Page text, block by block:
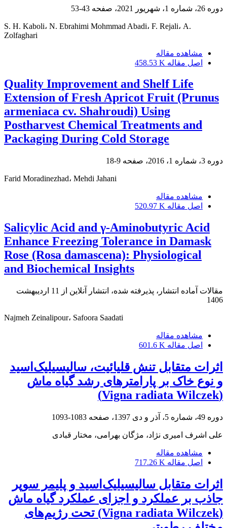
دوره 26، شماره 1، شهریور 2021، صفحه 43-53
S. H. Kaboli، N. Ebrahimi Mohmmad Abadi، F. Rejali، A.
Zolfaghari
مشاهده مقاله
اصل مقاله 458.53 K
Quality Improvement and Shelf Life
Extension of Fresh Apricot Fruit (Prunus
armeniaca cv. Shahroudi) Using
Postharvest Chemical Treatments and
Packaging During Cold Storage
دوره 3، شماره 1، 2016، صفحه 9-18
Farid Moradinezhad، Mehdi Jahani
مشاهده مقاله
اصل مقاله 520.97 K
Salicylic Acid and γ-Aminobutyric Acid
Enhance Freezing Tolerance in Damask
Rose (Rosa damascena): Physiological
and Biochemical Insights
مقالات آماده انتشار، پذیرفته شده، انتشار آنلاین از
11 اردیبهشت
1406
Najmeh Zeinalipour، Safoora Saadati
مشاهده مقاله
اصل مقاله 601.6 K
اثرات متقابل تنش قلیائیت، سالیسیلیک‌اسید
و نوع خاک بر پارامترهای رشد گیاه ماش
(Vigna radiata Wilczek)
دوره 49، شماره 5، آذر و دی 1397، صفحه 1083-1093
علی اشرف امیری نژاد، مژگان بهرامی، مختار قبادی
مشاهده مقاله
اصل مقاله 717.26 K
اثرات متقابل سالیسیلیک‌اسید و پلیمر سوپر
جاذب بر عملکرد و اجزای عملکرد گیاه ماش
(Vigna radiata Wilczek) تحت رژیم‌های